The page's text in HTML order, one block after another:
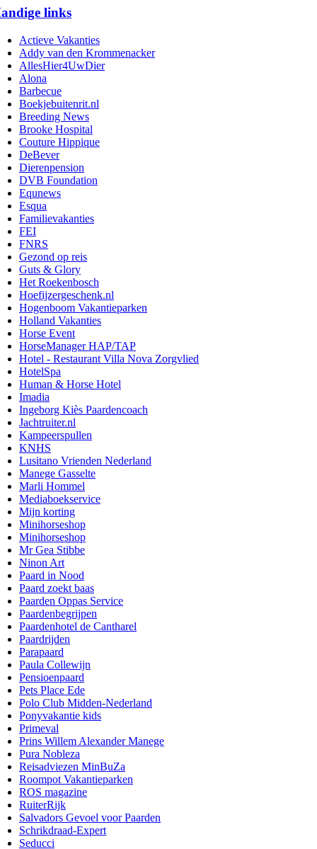
links
Actieve Vakanties
Addy van den Krommenacker
AllesHier4UwDier
Alona
Barbecue
Boekjebuitenrit.nl
Breeding News
Brooke Hospital
Couture Hippique
DeBever
Dierenpension
DVB Foundation
Equnews
Esqua
Familievakanties
FEI
FNRS
Gezond op reis
Guts & Glory
Het Roekenbosch
Hoefijzergeschenk.nl
Hogenboom Vakantieparken
Holland Vakanties
Horse Event
HorseManager HAP/TAP
Hotel - Restaurant Villa Nova Zorgvlied
HotelSpa
Human & Horse Hotel
Imadia
Ingeborg Kiès Paardencoach
Jachtruiter.nl
Kampeerspullen
KNHS
Lusitano Vrienden Nederland
Manege Gasselte
Marli Hommel
Mediaboekservice
Mijn korting
Minihorseshop
Minihorseshop
Mr Gea Stibbe
Ninon Art
Paard in Nood
Paard zoekt baas
Paarden Oppas Service
Paardenbegrijpen
Paardenhotel de Cantharel
Paardrijden
Parapaard
Paula Collewijn
Pensioenpaard
Pets Place Ede
Polo Club Midden-Nederland
Ponyvakantie kids
Primeval
Prins Willem Alexander Manege
Pura Nobleza
Reisadviezen MinBuZa
Roompot Vakantieparken
ROS magazine
RuiterRijk
Salvadors Gevoel voor Paarden
Schrikdraad-Expert
Seducci